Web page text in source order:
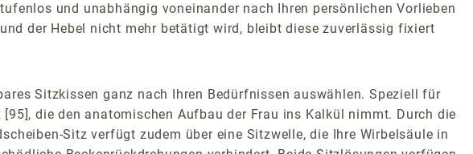
und unabhängig voneinander nach Ihren persönlichen Vorlieben
der Hebel nicht mehr betätigt wird, bleibt diese zuverlässig fixiert
Sitzkissen ganz nach Ihren Bedürfnissen auswählen. Speziell für
die den anatomischen Aufbau der Frau ins Kalkül nimmt. Durch die
Sitz verfügt zudem über eine Sitzwelle, die Ihre Wirbelsäule in